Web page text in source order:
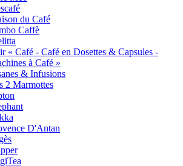
du Café
Caffè
« Café - Café en Dosettes & Capsules -
à Café »
& Infusions
2 Marmottes
D'Antan